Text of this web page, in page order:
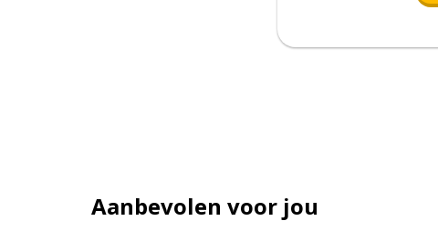
Aanbevolen voor jou